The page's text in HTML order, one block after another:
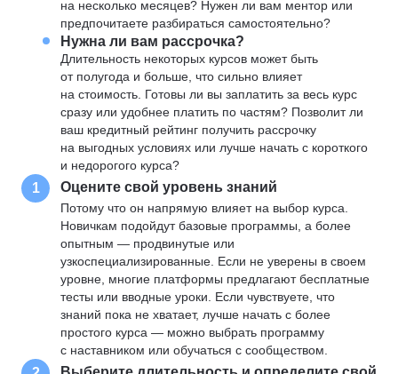
на несколько месяцев? Нужен ли вам ментор или
предпочитаете разбираться самостоятельно?
Нужна ли вам рассрочка?
Длительность некоторых курсов может быть
от полугода и больше, что сильно влияет
на стоимость. Готовы ли вы заплатить за весь курс
сразу или удобнее платить по частям? Позволит ли
ваш кредитный рейтинг получить рассрочку
на выгодных условиях или лучше начать с короткого
и недорогого курса?
1 Оцените свой уровень знаний
Потому что он напрямую влияет на выбор курса.
Новичкам подойдут базовые программы, а более
опытным — продвинутые или
узкоспециализированные. Если не уверены в своем
уровне, многие платформы предлагают бесплатные
тесты или вводные уроки. Если чувствуете, что
знаний пока не хватает, лучше начать с более
простого курса — можно выбрать программу
с наставником или обучаться с сообществом.